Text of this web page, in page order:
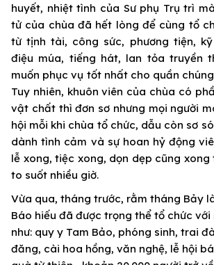
huyết, nhiệt tình của Sư phụ Trụ trì
tử của chùa đã hết lòng để cùng tổ
từ tịnh tài, công sức, phương tiện,
điệu múa, tiếng hát, lan tỏa truyền
muốn phục vụ tốt nhất cho quần
Tuy nhiên, khuôn viên của chùa có
vật chất thì đơn sơ nhưng mọi người
hội mỗi khi chùa tổ chức, dẫu còn sơ
dành tình cảm và sự hoan hỷ động
lễ xong, tiệc xong, dọn dẹp cũng
to suốt nhiều giờ.
Vừa qua, tháng trước, rằm tháng Bảy
Báo hiếu đã được trọng thể tổ chức với
như: quy y Tam Bảo, phóng sinh, trai
đăng, cài hoa hồng, văn nghệ, lễ hội